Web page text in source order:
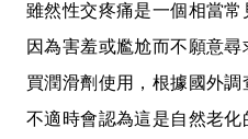
雖然性交疼痛是一個相當
因為害羞或尷尬而不願意
買潤滑劑使用，根據國外
不適時會認為這是自然老